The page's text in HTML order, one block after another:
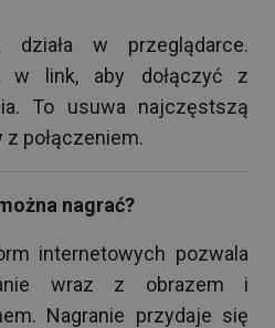
w przeglądarce.
w link, aby dołączyć z
To usuwa najczęstszą
połączeniem.
nagrać?
internetowych pozwala
wraz z obrazem i
Nagranie przydaje się